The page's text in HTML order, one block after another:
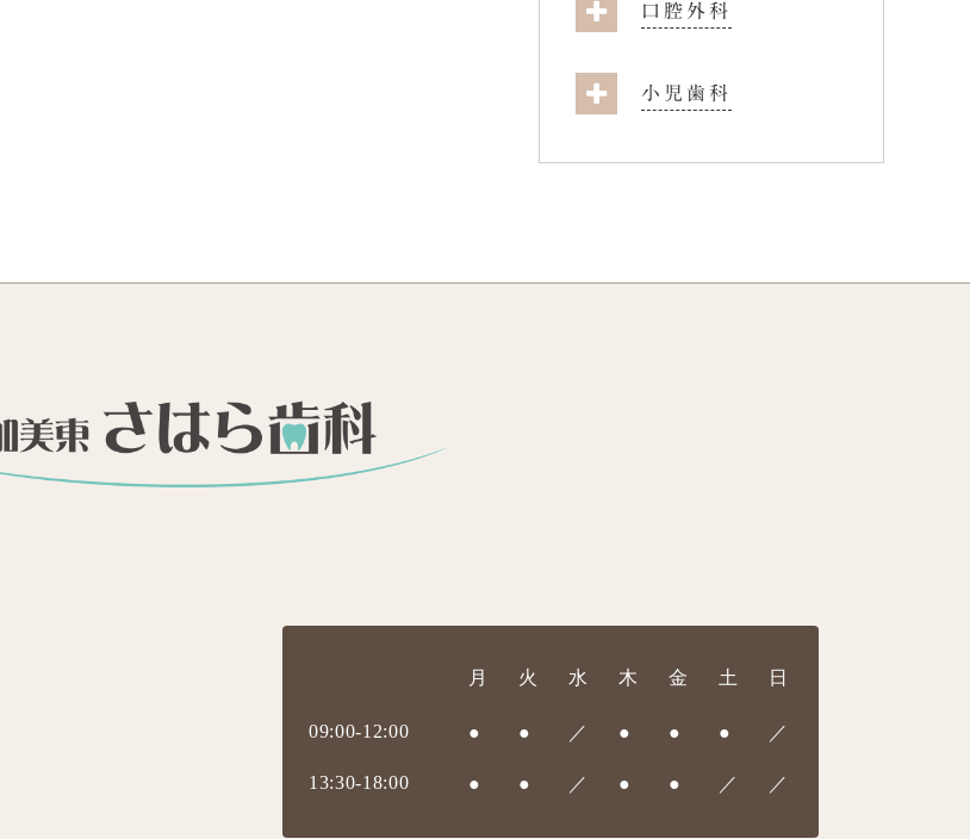
口腔外科
小児歯科
月 火 水 木 金 土 日
09:00-12:00 ● ● ／ ● ● ● ／
13:30-18:00 ● ● ／ ● ● ／ ／